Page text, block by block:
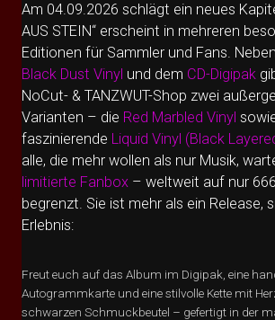
Am 04.09.2026 schlägt ein neues
AUS STEIN“ erscheint in mehreren
Editionen für Sammler und Fans.
Black Dust Vinyl und dem CD-Digipak
NoCut- & TANZWUT-Shop zwei
Varianten – die Red Marbled Vinyl
faszinierende Liquid Vinyl (Black
alle, die mehr wollen als nur Musik,
limitierte Fanbox – weltweit auf nur
begrenzt. Sie ist mehr als ein Release,
Erlebnis:
Freut euch auf das Album im Digipak, eine
Autogrammkarte und eine stilvolle Kette mit
schwarzen Schmuckbeutel – gefertigt in der